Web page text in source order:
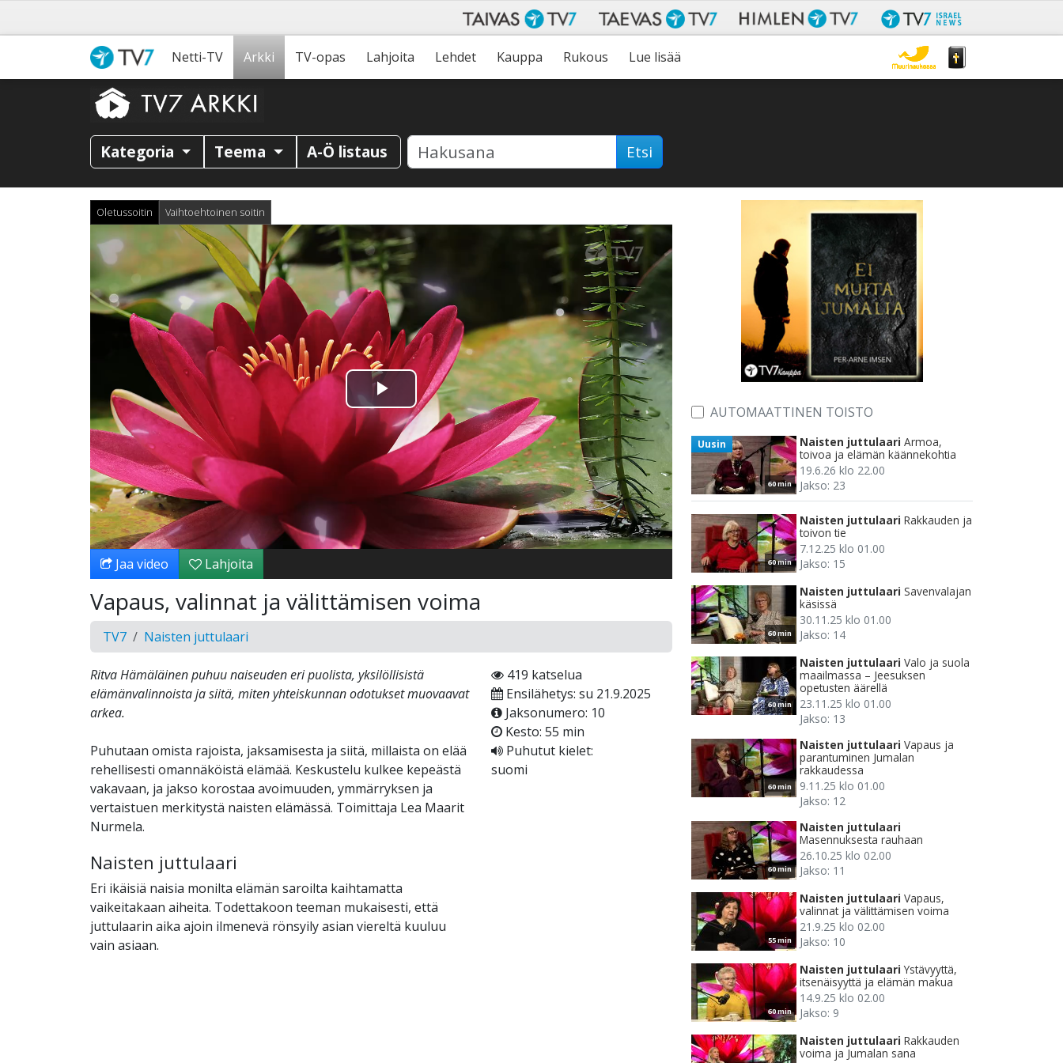
Netti-TV Arkki TV-opas Lahjoita Lehdet Kauppa Rukous Lue lisää
Kategoria Teema A-Ö listaus Etsi
Oletussoitin Vaihtoehtoinen soitin
Toista
Video
Jaa video Lahjoita
Vapaus, valinnat ja välittämisen voima
TV7 Naisten juttulaari
Ritva Hämäläinen puhuu naiseuden eri puolista, yksilöllisistä
elämänvalinnoista ja siitä, miten yhteiskunnan odotukset muovaavat
arkea.
Puhutaan omista rajoista, jaksamisesta ja siitä, millaista on elää
rehellisesti omannäköistä elämää. Keskustelu kulkee kepeästä
vakavaan, ja jakso korostaa avoimuuden, ymmärryksen ja
vertaistuen merkitystä naisten elämässä. Toimittaja Lea Maarit
Nurmela.
Naisten juttulaari
Eri ikäisiä naisia monilta elämän saroilta kaihtamatta
vaikeitakaan aiheita. Todettakoon teeman mukaisesti, että
juttulaarin aika ajoin ilmenevä rönsyily asian viereltä kuuluu
vain asiaan.
419 katselua
Ensilähetys: su 21.9.2025
Jaksonumero: 10
Kesto: 55 min
Puhutut kielet:
suomi
AUTOMAATTINEN TOISTO
60 min
Uusin Naisten juttulaari Armoa,
toivoa ja elämän käännekohtia
19.6.26 klo 22.00
Jakso: 23
60 min
Naisten juttulaari Rakkauden ja
toivon tie
7.12.25 klo 01.00
Jakso: 15
60 min
Naisten juttulaari Savenvalajan
käsissä
30.11.25 klo 01.00
Jakso: 14
60 min
Naisten juttulaari Valo ja suola
maailmassa – Jeesuksen
opetusten äärellä
23.11.25 klo 01.00
Jakso: 13
60 min
Naisten juttulaari Vapaus ja
parantuminen Jumalan
rakkaudessa
9.11.25 klo 01.00
Jakso: 12
60 min
Naisten juttulaari
Masennuksesta rauhaan
26.10.25 klo 02.00
Jakso: 11
55 min
Naisten juttulaari Vapaus,
valinnat ja välittämisen voima
21.9.25 klo 02.00
Jakso: 10
60 min
Naisten juttulaari Ystävyyttä,
itsenäisyyttä ja elämän makua
14.9.25 klo 02.00
Jakso: 9
Naisten juttulaari Rakkauden
voima ja Jumalan sana